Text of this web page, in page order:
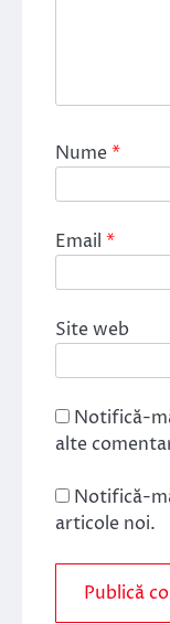
Nume*
Email *
Site web
Notifică-
alte
Notifică-
articole noi.